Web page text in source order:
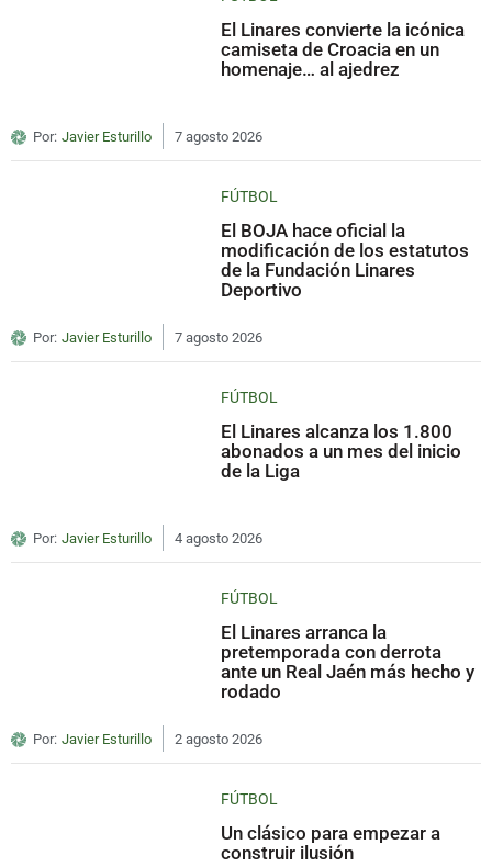
El Linares convierte la icónica
camiseta de Croacia en un
homenaje… al ajedrez
Por: Javier Esturillo 7 agosto 2026
FÚTBOL
El BOJA hace oficial la
modificación de los estatutos
de la Fundación Linares
Deportivo
Por: Javier Esturillo 7 agosto 2026
FÚTBOL
El Linares alcanza los 1.800
abonados a un mes del inicio
de la Liga
Por: Javier Esturillo 4 agosto 2026
FÚTBOL
El Linares arranca la
pretemporada con derrota
ante un Real Jaén más hecho y
rodado
Por: Javier Esturillo 2 agosto 2026
FÚTBOL
Un clásico para empezar a
construir ilusión